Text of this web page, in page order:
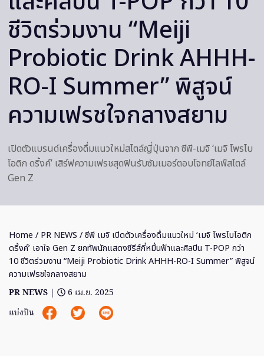
ชีวิตร่วมงาน “Meiji
Probiotic Drink AHHH-
RO-I Summer” พิสูจน์
ความเฟรชใจกลางสยาม
เปิดตัวแบรนด์เครื่องดื่มแนวใหม่สไตล์ญี่ปุ่นจาก ซีพี-เมจิ ‘เมจิ โพรไบ
โอติก ดริ้งค์’ เสิร์ฟความเฟรชสุดฟินรับซัมเมอร์ตอบโจทย์ไลฟ์สไตล์
Gen Z
Home / PR NEWS / ซีพี เมจิ เปิดตัวเครื่องดื่มแนวใหม่ ‘เมจิ โพรไบโอติก
ดริ้งค์’ เอาใจ Gen Z ยกทัพนักแสดงซีรีส์กี่หมื่นฟ้าและศิลปิน T-POP กว่า
10 ชีวิตร่วมงาน “Meiji Probiotic Drink AHHH-RO-I Summer” พิสูจน์
ความเฟรชใจกลางสยาม
PR NEWS |
6 เม.ย. 2025
แบ่งปัน